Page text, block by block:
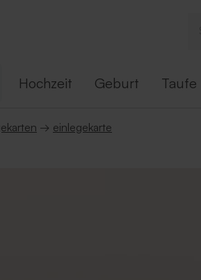
Hochzeit Geburt Taufe
→ einlegekarte